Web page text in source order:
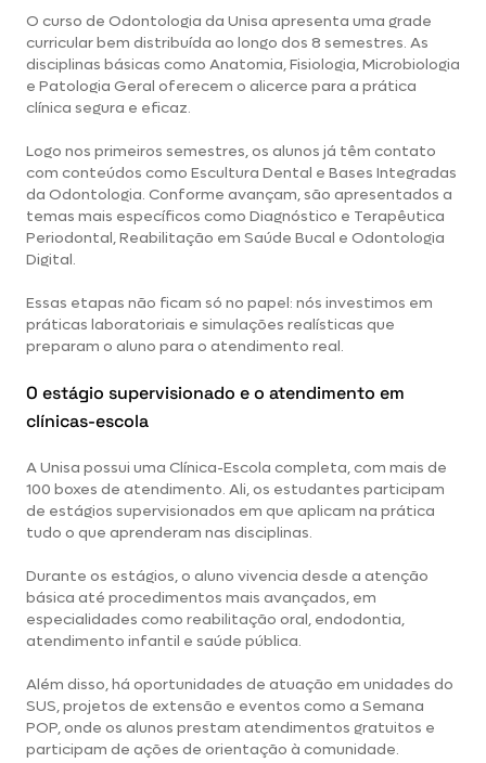
O curso de Odontologia da Unisa apresenta uma grade
curricular bem distribuída ao longo dos 8 semestres. As
disciplinas básicas como Anatomia, Fisiologia, Microbiologia
e Patologia Geral oferecem o alicerce para a prática
clínica segura e eficaz.
Logo nos primeiros semestres, os alunos já têm contato
com conteúdos como Escultura Dental e Bases Integradas
da Odontologia. Conforme avançam, são apresentados a
temas mais específicos como Diagnóstico e Terapêutica
Periodontal, Reabilitação em Saúde Bucal e Odontologia
Digital.
Essas etapas não ficam só no papel: nós investimos em
práticas laboratoriais e simulações realísticas que
preparam o aluno para o atendimento real.
O estágio supervisionado e o atendimento em
clínicas-escola
A Unisa possui uma Clínica-Escola completa, com mais de
100 boxes de atendimento. Ali, os estudantes participam
de estágios supervisionados em que aplicam na prática
tudo o que aprenderam nas disciplinas.
Durante os estágios, o aluno vivencia desde a atenção
básica até procedimentos mais avançados, em
especialidades como reabilitação oral, endodontia,
atendimento infantil e saúde pública.
Além disso, há oportunidades de atuação em unidades do
SUS, projetos de extensão e eventos como a Semana
POP, onde os alunos prestam atendimentos gratuitos e
participam de ações de orientação à comunidade.